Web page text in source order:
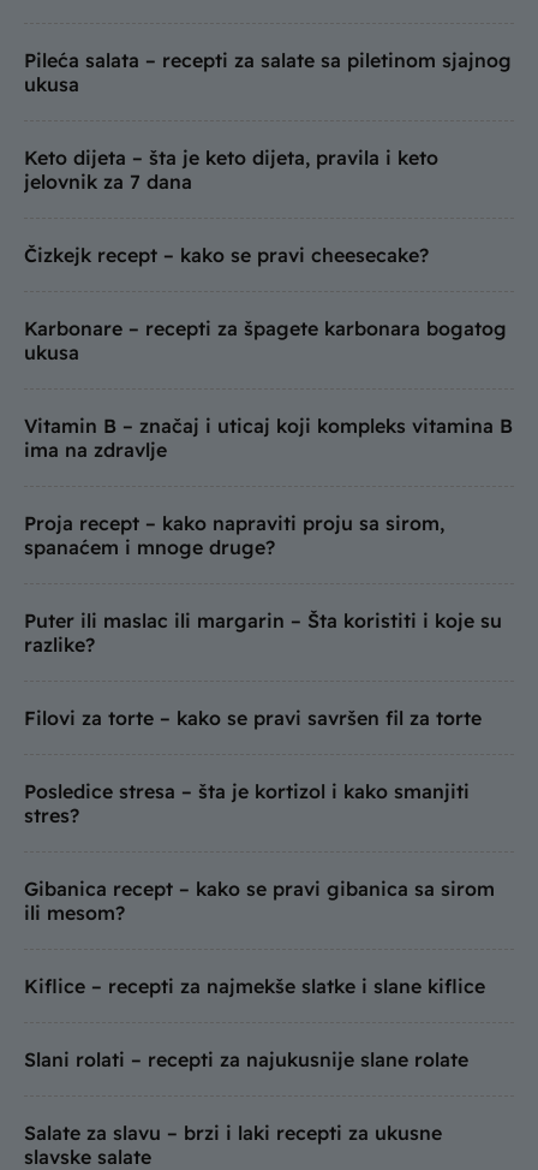
Pileća salata – recepti za salate sa piletinom sjajnog
ukusa
Keto dijeta – šta je keto dijeta, pravila i keto
jelovnik za 7 dana
Čizkejk recept – kako se pravi cheesecake?
Karbonare – recepti za špagete karbonara bogatog
ukusa
Vitamin B – značaj i uticaj koji kompleks vitamina B
ima na zdravlje
Proja recept – kako napraviti proju sa sirom,
spanaćem i mnoge druge?
Puter ili maslac ili margarin – Šta koristiti i koje su
razlike?
Filovi za torte – kako se pravi savršen fil za torte
Posledice stresa – šta je kortizol i kako smanjiti
stres?
Gibanica recept – kako se pravi gibanica sa sirom
ili mesom?
Kiflice – recepti za najmekše slatke i slane kiflice
Slani rolati – recepti za najukusnije slane rolate
Salate za slavu – brzi i laki recepti za ukusne
slavske salate